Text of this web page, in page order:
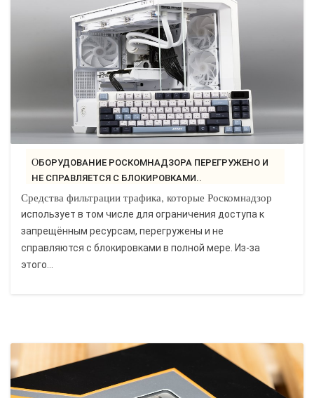
ОБОРУДОВАНИЕ РОСКОМНАДЗОРА ПЕРЕГРУЖЕНО И
НЕ СПРАВЛЯЕТСЯ С БЛОКИРОВКАМИ..
Средства фильтрации трафика, которые Роскомнадзор
использует в том числе для ограничения доступа к
запрещённым ресурсам, перегружены и не
справляются с блокировками в полной мере. Из-за
этого...